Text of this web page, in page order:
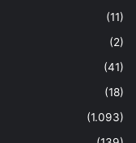
(11)
(2)
(41)
(18)
(1.093)